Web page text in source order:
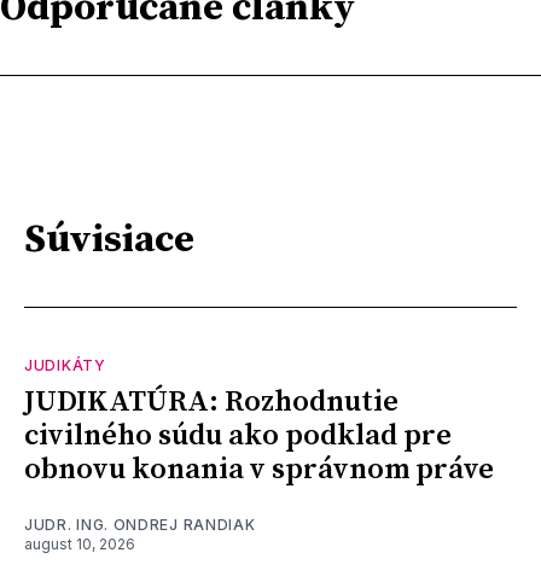
Súvisiace
JUDIKÁTY
JUDIKATÚRA: Rozhodnutie
civilného súdu ako podklad pre
obnovu konania v správnom práve
JUDR. ING. ONDREJ RANDIAK
august 10, 2026